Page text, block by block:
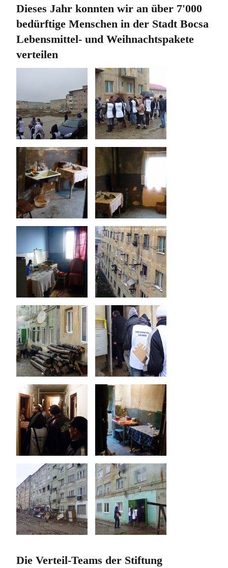
Dieses Jahr konnten wir an über 7'000
bedürftige Menschen in der Stadt Bocsa
Lebensmittel- und Weihnachtspakete
verteilen
Die Verteil-Teams der Stiftung